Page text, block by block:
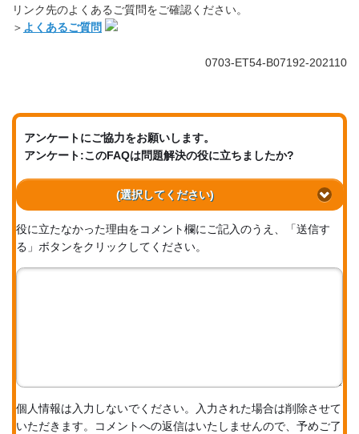
リンク先のよくあるご質問をご確認ください。
＞ よくあるご質問
0703-ET54-B07192-202110
アンケートにご協力をお願いします。
アンケート:このFAQは問題解決の役に立ちましたか?
(選択してください)
役に立たなかった理由をコメント欄にご記入のうえ、「送信す
る」ボタンをクリックしてください。
個人情報は入力しないでください。入力された場合は削除させて
いただきます。コメントへの返信はいたしませんので、予めご了